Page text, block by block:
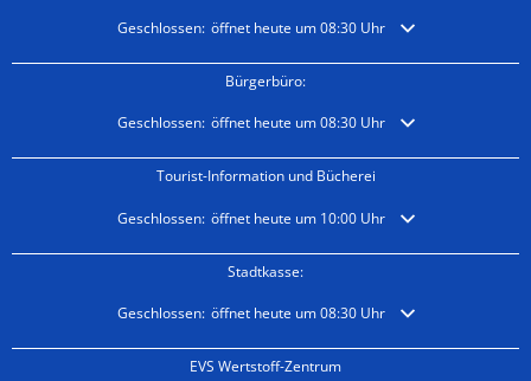
Klicken, um weitere Öffnungs- oder Schließzeiten
Geschlossen: öffnet heute um 08:30 Uhr
Bürgerbüro:
Klicken, um weitere Öffnungs- oder Schließzeiten
Geschlossen: öffnet heute um 08:30 Uhr
Tourist-Information und Bücherei
Klicken, um weitere Öffnungs- oder Schließzeiten
Geschlossen: öffnet heute um 10:00 Uhr
Stadtkasse:
Klicken, um weitere Öffnungs- oder Schließzeiten
Geschlossen: öffnet heute um 08:30 Uhr
EVS Wertstoff-Zentrum